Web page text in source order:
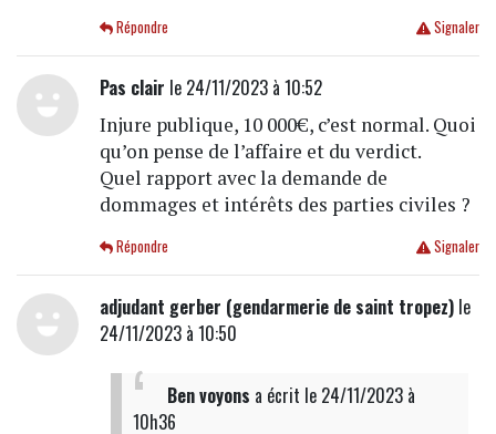
Signaler
Répondre
Pas clair le 24/11/2023 à 10:52
Injure publique, 10 000€, c’est normal. Quoi
qu’on pense de l’affaire et du verdict.
Quel rapport avec la demande de
dommages et intérêts des parties civiles ?
Signaler
Répondre
adjudant gerber (gendarmerie de saint tropez)le
24/11/2023 à 10:50
Ben voyons a écrit le 24/11/2023 à
10h36